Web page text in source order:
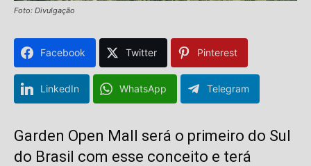
Foto: Divulgação
Facebook Twitter Pinterest
LinkedIn WhatsApp Telegram
Garden Open Mall será o primeiro do Sul
do Brasil com esse conceito e terá